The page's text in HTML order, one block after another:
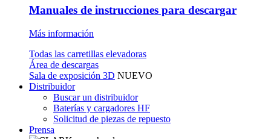
Manuales de instrucciones para descargar
Más información
Todas las carretillas elevadoras
Área de descargas
Sala de exposición 3D NUEVO
Distribuidor
Buscar un distribuidor
Baterías y cargadores HF
Solicitud de piezas de repuesto
Prensa